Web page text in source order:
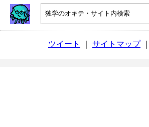
ツイート サイトマップ｜